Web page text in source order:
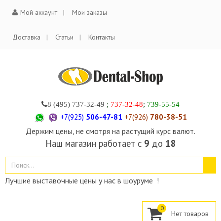
Мой аккаунт Мои заказы
Доставка Статьи Контакты
8 (495) 737-32-49 ; 737-32-48; 739-55-54
+7(925) 506-47-81 +7(926) 780-38-51
Держим цены, не смотря на растущий курс валют.
Наш магазин работает с 9 до 18
Лучшие выставочные цены у нас в шоуруме !
0